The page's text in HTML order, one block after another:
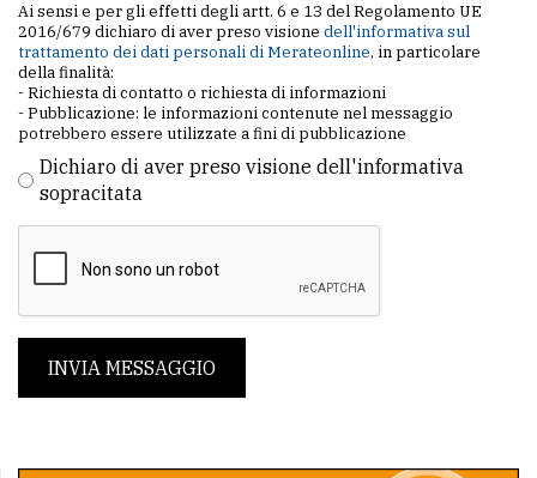
Ai sensi e per gli effetti degli artt. 6 e 13 del Regolamento UE
2016/679 dichiaro di aver preso visione dell'informativa sul
trattamento dei dati personali di Merateonline, in particolare
della finalità:
- Richiesta di contatto o richiesta di informazioni
- Pubblicazione: le informazioni contenute nel messaggio
potrebbero essere utilizzate a fini di pubblicazione
Dichiaro di aver preso visione dell'informativa
sopracitata
INVIA MESSAGGIO